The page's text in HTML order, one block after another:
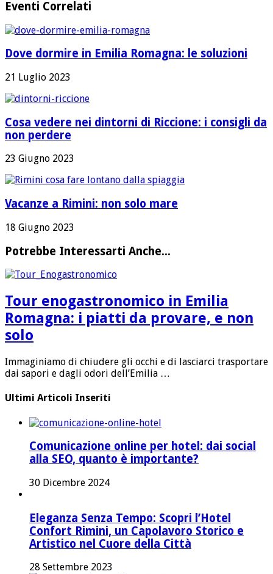
Eventi Correlati
Dove dormire in Emilia Romagna: le soluzioni
21 Luglio 2023
Cosa vedere nei dintorni di Riccione: i consigli da
non perdere
23 Giugno 2023
Vacanze a Rimini: non solo mare
18 Giugno 2023
Potrebbe Interessarti Anche...
Tour enogastronomico in Emilia
Romagna: i piatti da provare, e non
solo
Immaginiamo di chiudere gli occhi e di lasciarci trasportare
dai sapori e dagli odori dell’Emilia …
Ultimi Articoli Inseriti
Comunicazione online per hotel: dai social
alla SEO, quanto è importante?
30 Dicembre 2024
Eleganza Senza Tempo: Scopri l’Hotel
Confort Rimini, un Capolavoro Storico e
Artistico nel Cuore della Città
28 Settembre 2023